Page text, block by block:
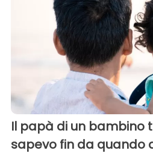
Il papà di un bambino
sapevo fin da quando